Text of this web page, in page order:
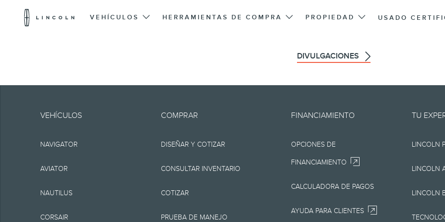
Lincoln
VEHÍCULOS HERRAMIENTAS DE COMPRA PROPIEDAD USADO
DIVULGACIONES
Ten en cuenta.
La información se proporciona "en el estado en que
ninguna garantía o representación de ningún tipo, ya
implícita, incluyendo, pero sin limitarse a, la
funcionamiento del sitio, la información, los
disponibilidad y los productos. Lincoln se reserva el
VEHÍCULOS
NAVIGATOR
AVIATOR
NAUTILUS
CORSAIR
COMPRAR
DISEÑAR Y COTIZAR
CONSULTAR INVENTARIO
COTIZAR
PRUEBA DE MANEJO
FINANCIAMIENTO
OPCIONES DE
FINANCIAMIENTO
CALCULADORA DE PAGOS
AYUDA PARA CLIENTES
TU
LINCOLN
LINCOLN
LINCOLN